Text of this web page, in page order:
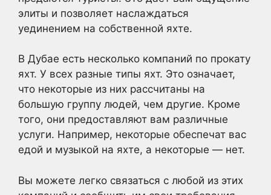
элиты и позволяет наслаждаться
уединением на собственной яхте.
В Дубае есть несколько компаний по прокату
яхт. У всех разные типы яхт. Это означает,
что некоторые из них рассчитаны на
большую группу людей, чем другие. Кроме
того, они предоставляют вам различные
услуги. Например, некоторые обеспечат вас
едой и музыкой на яхте, а некоторые — нет.
Вы можете легко связаться с любой из этих